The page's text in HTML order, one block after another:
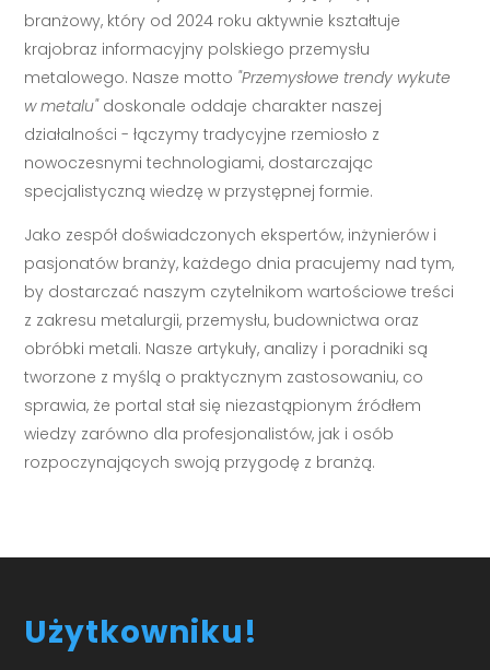
branżowy, który od 2024 roku aktywnie kształtuje
krajobraz informacyjny polskiego przemysłu
metalowego. Nasze motto "Przemysłowe trendy wykute
w metalu"doskonale oddaje charakter naszej
działalności - łączymy tradycyjne rzemiosło z
nowoczesnymi technologiami, dostarczając
specjalistyczną wiedzę w przystępnej formie.
Jako zespół doświadczonych ekspertów, inżynierów i
pasjonatów branży, każdego dnia pracujemy nad tym,
by dostarczać naszym czytelnikom wartościowe treści
z zakresu metalurgii, przemysłu, budownictwa oraz
obróbki metali. Nasze artykuły, analizy i poradniki są
tworzone z myślą o praktycznym zastosowaniu, co
sprawia, że portal stał się niezastąpionym źródłem
wiedzy zarówno dla profesjonalistów, jak i osób
rozpoczynających swoją przygodę z branżą.
Użytkowniku!